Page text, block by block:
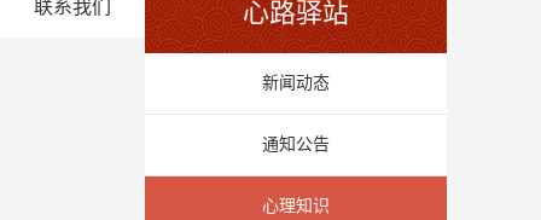
联系我们 心路驿站
新闻动态
通知公告
心理知识